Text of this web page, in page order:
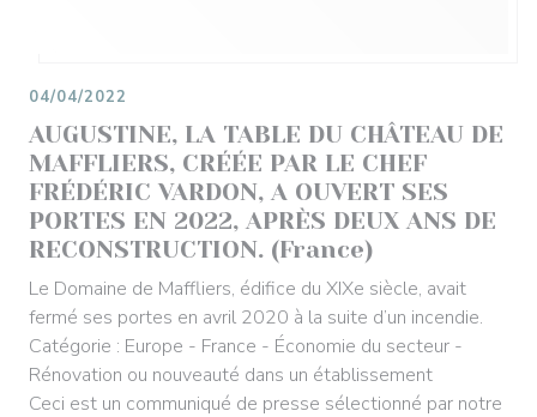
AUGUSTINE, LA TABLE DU CHÂTEAU DE
MAFFLIERS, CRÉÉE PAR LE CHEF
FRÉDÉRIC VARDON, A OUVERT SES
PORTES EN 2022, APRÈS DEUX ANS DE
RECONSTRUCTION. (France)
04/04/2022
Le Domaine de Maffliers, édifice du XIXe siècle, avait
fermé ses portes en avril 2020 à la suite d’un incendie.
Catégorie : Europe - France - Économie du secteur -
Rénovation ou nouveauté dans un établissement
Ceci est un communiqué de presse sélectionné par notre